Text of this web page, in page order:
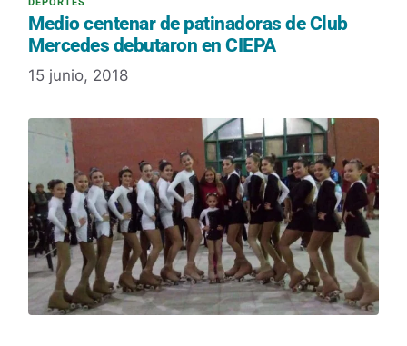
Medio centenar de patinadoras de Club
Mercedes debutaron en CIEPA
15 junio, 2018